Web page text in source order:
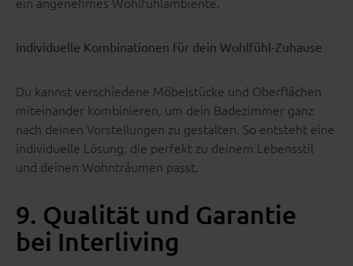
Individuelle Kombinationen für dein Wohlfühl-Zuhause
Du kannst verschiedene Möbelstücke und Oberflächen
miteinander kombinieren, um dein Badezimmer ganz
nach deinen Vorstellungen zu gestalten. So entsteht eine
individuelle Lösung, die perfekt zu deinem Lebensstil
und deinen Wohnträumen passt.
9. Qualität und Garantie
bei Interliving